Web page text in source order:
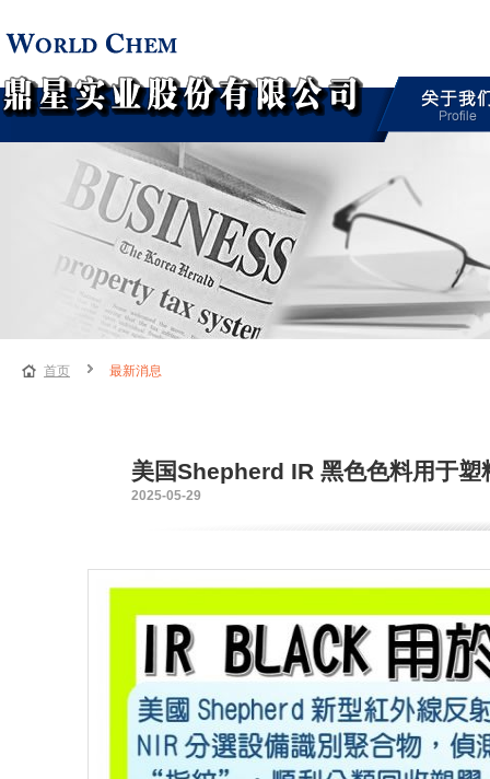
首页 最新消息
美国Shepherd IR 黑色色料用于塑
2025-05-29